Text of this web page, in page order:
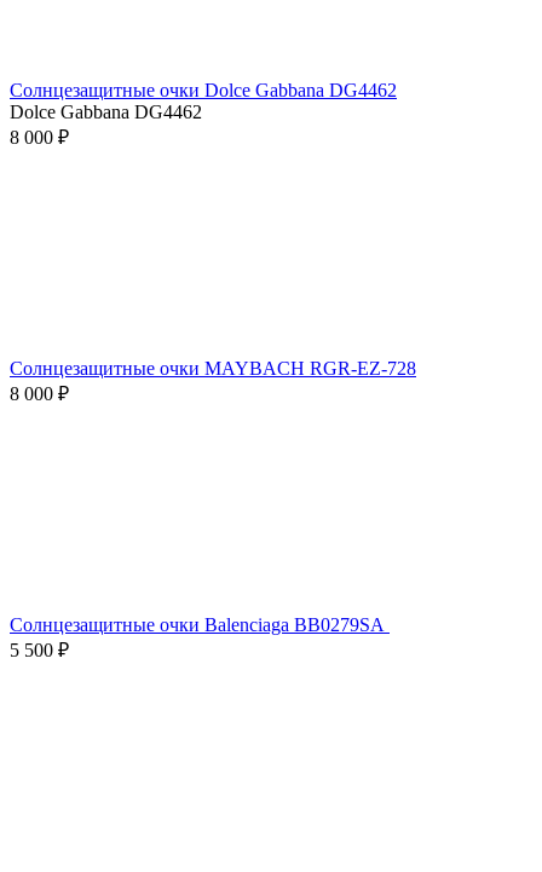
Солнцезащитные очки Dolce Gabbana DG4462
Dolce Gabbana DG4462
8 000 ₽
Солнцезащитные очки MAYBACH RGR-EZ-728
8 000 ₽
Солнцезащитные очки Balenciaga BB0279SA
5 500 ₽